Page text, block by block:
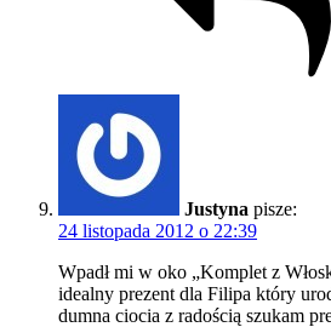
Justyna pisze:
24 listopada 2012 o 22:39
Wpadł mi w oko „Komplet z
idealny prezent dla Filipa który
dumna ciocia z radością szukam